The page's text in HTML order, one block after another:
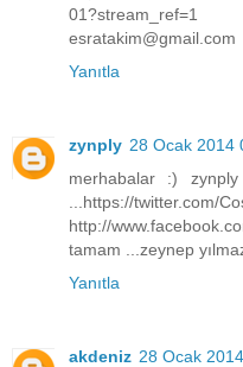
01?stream_ref=1
esratakim@gmail.com
Yanıtla
zynply 28 Ocak 2014
merhabalar :)
...https://
http://
tamam ...zeynep
Yanıtla
akdeniz 28 Ocak